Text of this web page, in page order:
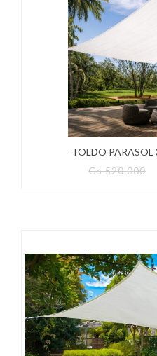
TOLDO PARASOL
Gs 520.000